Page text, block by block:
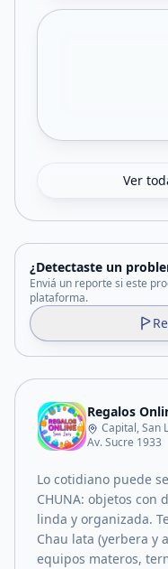
Ver
¿Detectaste un
Enviá un reporte si este
plataforma.
Regalos
Capital, San
Av. Sucre 1933
Lo cotidiano puede
CHUNA: objetos con
linda y organizada.
Chau lata (yerbera y
equipos materos,